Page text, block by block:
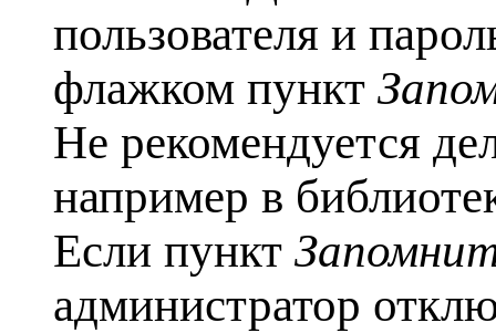
пользователя и
флажком пункт
Не рекомендуется
например в
Если пункт
администратор